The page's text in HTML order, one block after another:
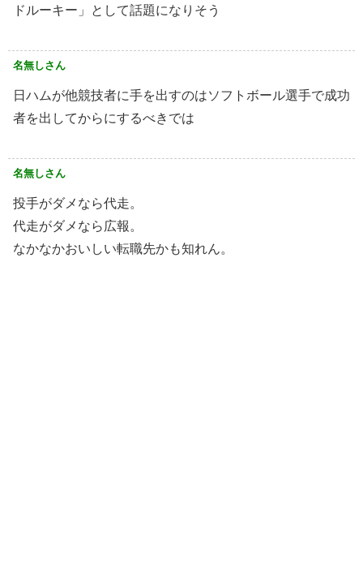
ドルーキー」として話題になりそう
名無しさん
日ハムが他競技者に手を出すのはソフトボール選手で成功
者を出してからにするべきでは
名無しさん
投手がダメなら代走。
代走がダメなら広報。
なかなかおいしい転職先かも知れん。